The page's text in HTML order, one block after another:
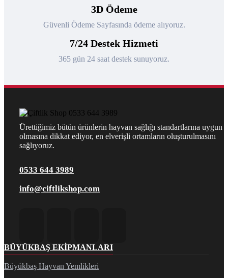
3D Ödeme
Güvenli Ödeme Sayfasında ödeme alıyoruz.
7/24 Destek Hizmeti
365 gün 24 saat destek sunuyoruz.
Ürettiğimiz bütün ürünlerin hayvan sağlığı standartlarına uygun
olmasına dikkat ediyor, en elverişli ortamların oluşturulmasını
sağlıyoruz.
0533 644 3989
info@ciftlikshop.com
BÜYÜKBAŞ EKIPMANLARI
Büyükbaş Hayvan Yemlikleri